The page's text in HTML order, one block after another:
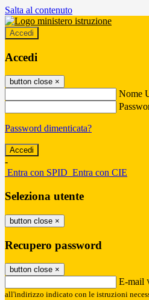
Salta al contenuto
Accedi
Accedi
button close ×
Nome
Password dimenticata?
-
Entra con SPID Entra con CIE
Seleziona utente
button close ×
Recupero password
button close ×
E-mail
all'indirizzo indicato con le istruzioni